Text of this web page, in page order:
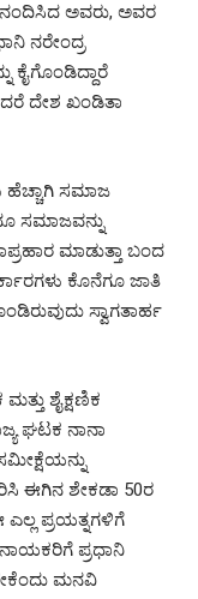
ಅವರು, ಅವರ
ನರೇಂದ್ರ
ದೇಶ ಖಂಡಿತಾ
ಹೆಚ್ಚಾಗಿ ಸಮಾಜ
ಸಮಾಜವನ್ನು
ಮಾಡುತ್ತಾ ಬಂದ
ಕೊನೆಗೂ ಜಾತಿ
ಸ್ವಾಗತಾರ್ಹ
ಶೈಕ್ಷಣಿಕ
ಘಟಕ ನಾನಾ
ಈಗಿನ ಶೇಕಡಾ 50ರ
ಪ್ರಯತ್ನಗಳಿಗೆ
ಪ್ರಧಾನಿ
ಮನವಿ